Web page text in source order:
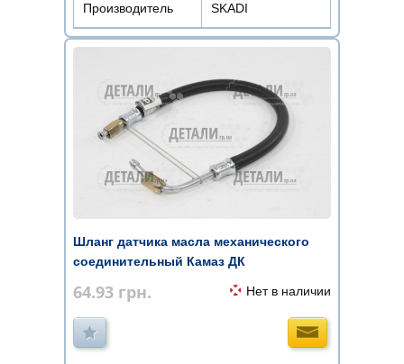
Производитель SKADI
Шланг датчика масла механического
соединительный Камаз ДК
64.93 грн. Нет в наличии